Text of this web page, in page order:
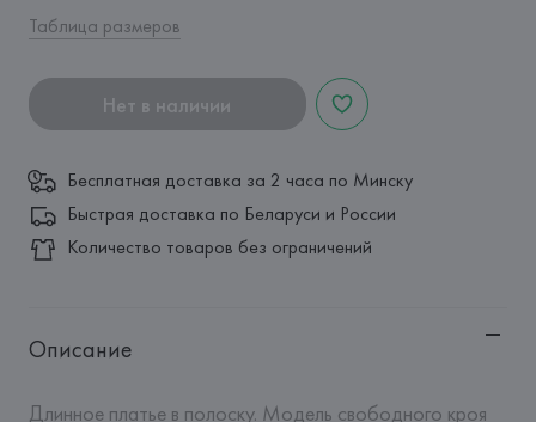
Таблица размеров
Нет в наличии
Бесплатная доставка за 2 часа по Минску
Быстрая доставка по Беларуси и России
Количество товаров без ограничений
Описание
Длинное платье в полоску. Модель свободного кроя